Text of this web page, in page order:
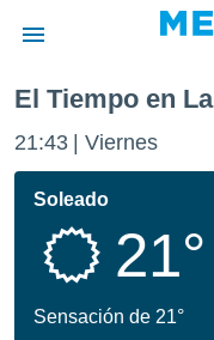
de
por
que se
calidad.
a este
las
El Tiempo en
21:43 Viernes
Soleado
21°
Sensación de 21°